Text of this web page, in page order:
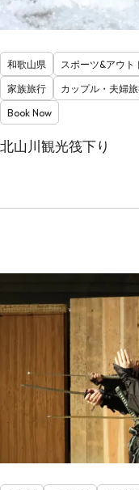
和歌山県 スポーツ&アウト
家族旅行
カップル・夫婦
Book Now
北山川観光筏下り